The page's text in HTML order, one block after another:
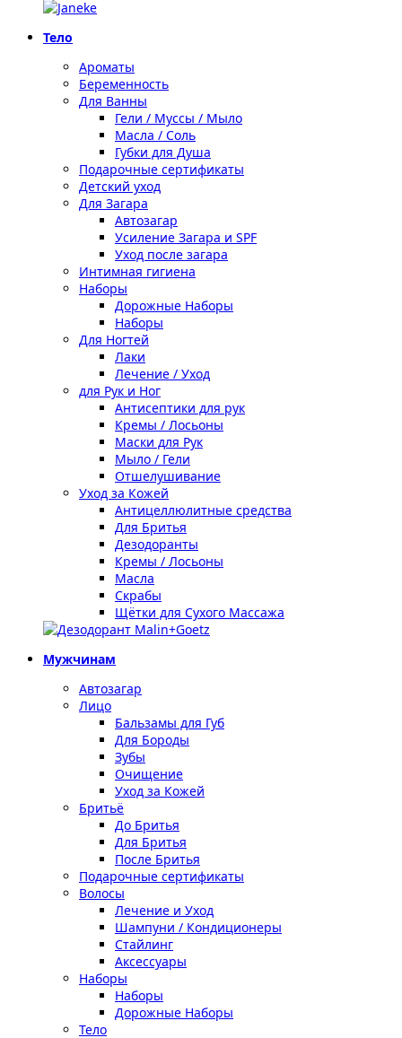
Тело
Ароматы
Беременность
Для Ванны
Гели / Муссы / Мыло
Масла / Соль
Губки для Душа
Подарочные сертификаты
Детский уход
Для Загара
Автозагар
Усиление Загара и SPF
Уход после загара
Интимная гигиена
Наборы
Дорожные Наборы
Наборы
Для Ногтей
Лаки
Лечение / Уход
для Рук и Ног
Антисептики для рук
Кремы / Лосьоны
Маски для Рук
Мыло / Гели
Отшелушивание
Уход за Кожей
Антицеллюлитные средства
Для Бритья
Дезодоранты
Кремы / Лосьоны
Масла
Скрабы
Щётки для Сухого Массажа
Мужчинам
Автозагар
Лицо
Бальзамы для Губ
Для Бороды
Зубы
Очищение
Уход за Кожей
Бритьё
До Бритья
Для Бритья
После Бритья
Подарочные сертификаты
Волосы
Лечение и Уход
Шампуни / Кондиционеры
Стайлинг
Аксессуары
Наборы
Наборы
Дорожные Наборы
Тело